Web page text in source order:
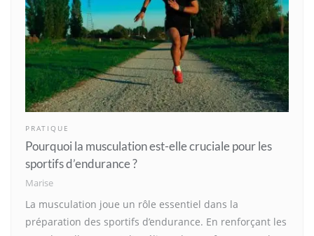
PRATIQUE
Pourquoi la musculation est-elle cruciale pour les
sportifs d’endurance ?
Marise
La musculation joue un rôle essentiel dans la
préparation des sportifs d’endurance. En renforçant les